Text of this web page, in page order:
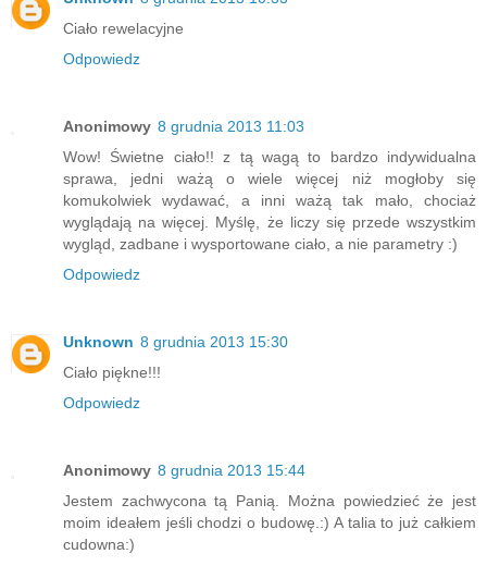
Ciało rewelacyjne
Odpowiedz
Anonimowy 8 grudnia 2013 11:03
Wow! Świetne ciało!! z tą wagą to bardzo indywidualna
sprawa, jedni ważą o wiele więcej niż mogłoby się
komukolwiek wydawać, a inni ważą tak mało, chociaż
wyglądają na więcej. Myślę, że liczy się przede wszystkim
wygląd, zadbane i wysportowane ciało, a nie parametry :)
Odpowiedz
Unknown 8 grudnia 2013 15:30
Ciało piękne!!!
Odpowiedz
Anonimowy 8 grudnia 2013 15:44
Jestem zachwycona tą Panią. Można powiedzieć że jest
moim ideałem jeśli chodzi o budowę.:) A talia to już całkiem
cudowna:)